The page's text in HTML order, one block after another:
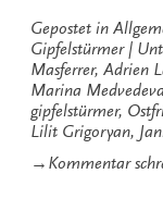
Gepostet in
Gipfelstürmer
Masferrer, Adrien
Marina Medvedeva
gipfelstürmer,
Lilit Grigoryan,
→ Kommentar